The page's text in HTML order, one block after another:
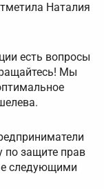
Наталия
есть вопросы
Мы
по защите прав
следующими